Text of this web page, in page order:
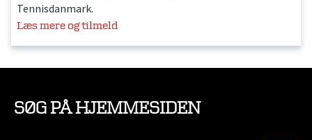
Tennisdanmark.
Læs mere og tilmeld
SØG PÅ HJEMMESIDEN